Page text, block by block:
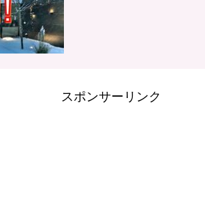
スポンサーリンク